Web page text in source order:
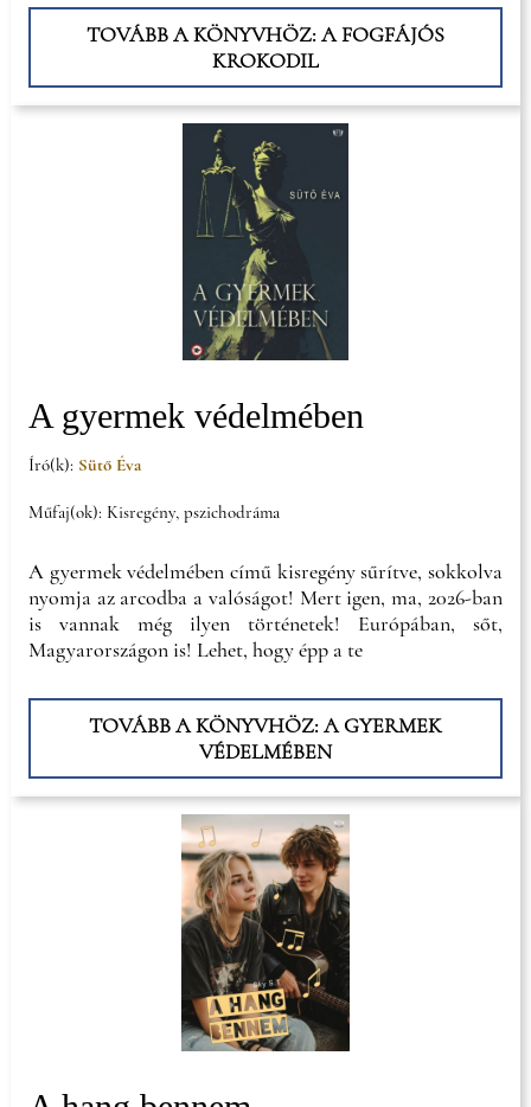
TOVÁBB A KÖNYVHÖZ: A FOGFÁJÓS
KROKODIL
A gyermek védelmében
Író(k): Sütő Éva
Műfaj(ok): Kisregény, pszichodráma
A gyermek védelmében című kisregény sűrítve, sokkolva
nyomja az arcodba a valóságot! Mert igen, ma, 2026-ban
is vannak még ilyen történetek! Európában, sőt,
Magyarországon is! Lehet, hogy épp a te
TOVÁBB A KÖNYVHÖZ: A GYERMEK
VÉDELMÉBEN